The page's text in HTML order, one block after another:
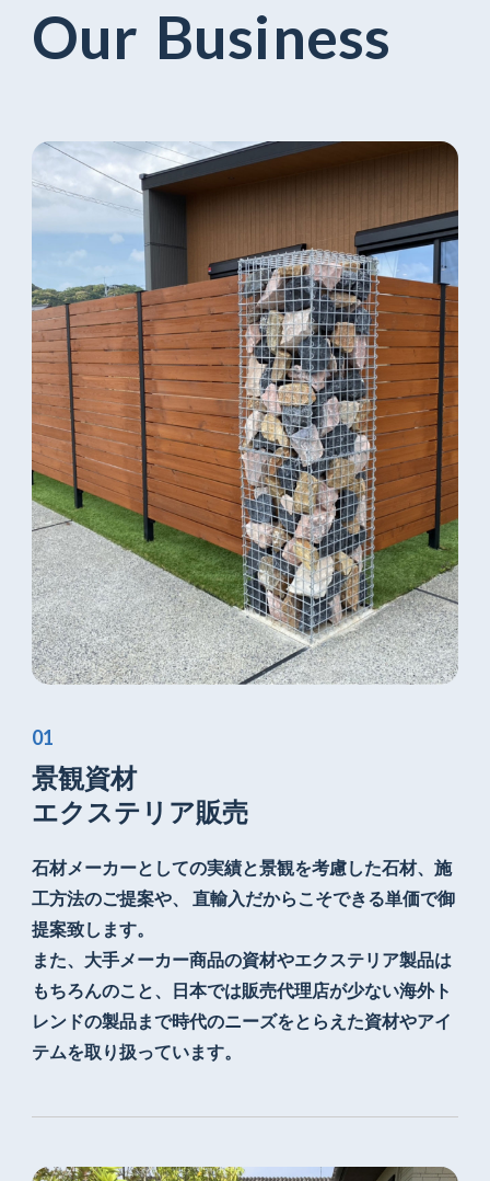
Our Business
景観資材
エクステリア販売
石材メーカーとしての実績と景観を考慮した石材、施
工方法のご提案や、
直輸入だからこそできる単価で御
提案致します。
また、大手メーカー商品の資材やエクステリア製品は
もちろんのこと、日本では販売代理店が少ない海外ト
レンドの製品まで時代のニーズをとらえた資材やアイ
テムを取り扱っています。